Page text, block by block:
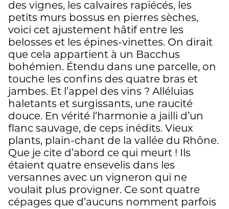
des vignes, les calvaires rapiécés, les
petits murs bossus en pierres sèches,
voici cet ajustement hâtif entre les
belosses et les épines-vinettes. On dirait
que cela appartient à un Bacchus
bohémien. Étendu dans une parcelle, on
touche les confins des quatre bras et
jambes. Et l’appel des vins ? Alléluias
haletants et surgissants, une raucité
douce. En vérité l’harmonie a jailli d’un
flanc sauvage, de ceps inédits. Vieux
plants, plain-chant de la vallée du Rhône.
Que je cite d’abord ce qui meurt ! Ils
étaient quatre ensevelis dans les
versannes avec un vigneron qui ne
voulait plus provigner. Ce sont quatre
cépages que d’aucuns nomment parfois